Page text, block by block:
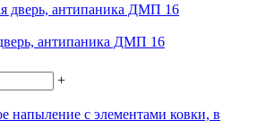
антипаника ДМП 16
+